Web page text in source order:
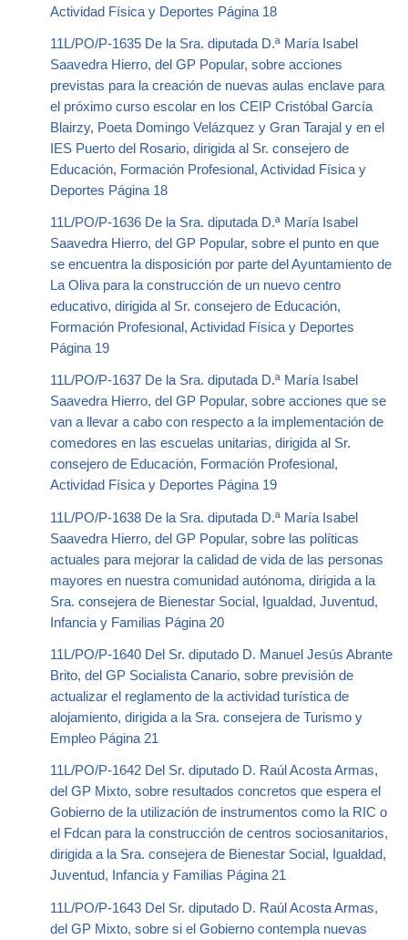
Actividad Física y Deportes Página 18
11L/PO/P-1635 De la Sra. diputada D.ª María Isabel
Saavedra Hierro, del GP Popular, sobre acciones
previstas para la creación de nuevas aulas enclave para
el próximo curso escolar en los CEIP Cristóbal García
Blairzy, Poeta Domingo Velázquez y Gran Tarajal y en el
IES Puerto del Rosario, dirigida al Sr. consejero de
Educación, Formación Profesional, Actividad Física y
Deportes Página 18
11L/PO/P-1636 De la Sra. diputada D.ª María Isabel
Saavedra Hierro, del GP Popular, sobre el punto en que
se encuentra la disposición por parte del Ayuntamiento de
La Oliva para la construcción de un nuevo centro
educativo, dirigida al Sr. consejero de Educación,
Formación Profesional, Actividad Física y Deportes
Página 19
11L/PO/P-1637 De la Sra. diputada D.ª María Isabel
Saavedra Hierro, del GP Popular, sobre acciones que se
van a llevar a cabo con respecto a la implementación de
comedores en las escuelas unitarias, dirigida al Sr.
consejero de Educación, Formación Profesional,
Actividad Física y Deportes Página 19
11L/PO/P-1638 De la Sra. diputada D.ª María Isabel
Saavedra Hierro, del GP Popular, sobre las políticas
actuales para mejorar la calidad de vida de las personas
mayores en nuestra comunidad autónoma, dirigida a la
Sra. consejera de Bienestar Social, Igualdad, Juventud,
Infancia y Familias Página 20
11L/PO/P-1640 Del Sr. diputado D. Manuel Jesús Abrante
Brito, del GP Socialista Canario, sobre previsión de
actualizar el reglamento de la actividad turística de
alojamiento, dirigida a la Sra. consejera de Turismo y
Empleo Página 21
11L/PO/P-1642 Del Sr. diputado D. Raúl Acosta Armas,
del GP Mixto, sobre resultados concretos que espera el
Gobierno de la utilización de instrumentos como la RIC o
el Fdcan para la construcción de centros sociosanitarios,
dirigida a la Sra. consejera de Bienestar Social, Igualdad,
Juventud, Infancia y Familias Página 21
11L/PO/P-1643 Del Sr. diputado D. Raúl Acosta Armas,
del GP Mixto, sobre si el Gobierno contempla nuevas